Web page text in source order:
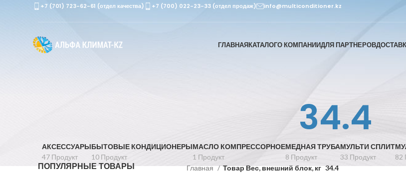
+7 (701) 723-62-61 (отдел качества) +7 (700) 022-23-33 (отдел продаж) info@multiconditioner.kz
ГЛАВНАЯКАТАЛОГО КОМПАНИИДЛЯ ПАРТНЕРОВ
34.4
АКСЕССУАРЫ
47 Продукт
БЫТОВЫЕ КОНДИЦИОНЕРЫ
10 Продукт
МАСЛО КОМПРЕССОРНОЕ
1 Продукт
МЕДНАЯ ТРУБА
8 Продукт
МУЛЬТИ СПЛИТ
33 Продукт
82
ПОПУЛЯРНЫЕ ТОВАРЫ Главная Товар Вес, внешний блок, кг 34.4